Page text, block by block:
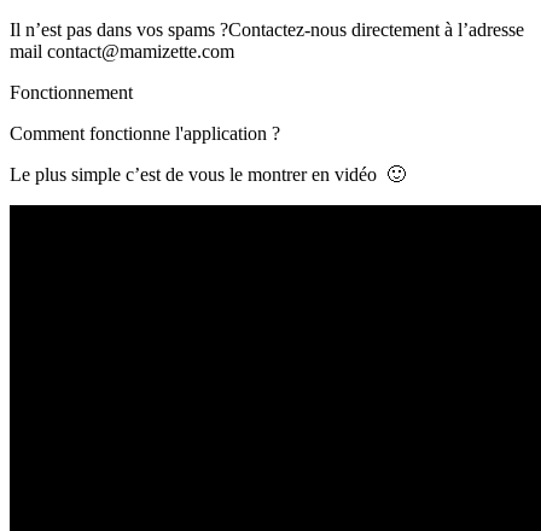
Il n’est pas dans vos spams ?Contactez-nous directement à l’adresse
mail contact@mamizette.com
Fonctionnement
Comment fonctionne l'application ?
Le plus simple c’est de vous le montrer en vidéo 🙂